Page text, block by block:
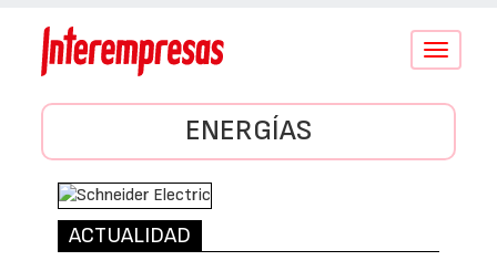
Conmutar
ENERGÍAS
ACTUALIDAD